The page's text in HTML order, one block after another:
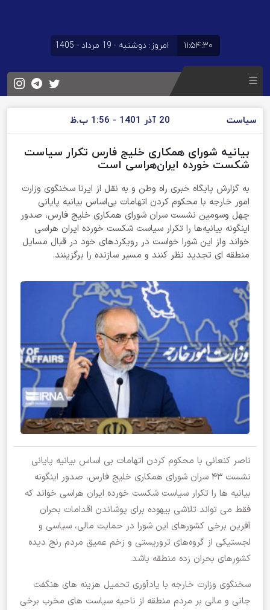
۱۱:۵۴:۳۰ امروز: دوشنبه - 19 مرداد - 1405
سیاست 20 آذر 1401 - 1:56 ب.ظ
بیانیه شورای همکاری خلیج فارس تکرار سیاست
شکست خورده ایران‌هراسی است
به گزارش پایگاه خبری راه وطن و به نقل از ایرنا سخنگوی وزارت
امور خارجه با محکوم کردن اتهامات بی‌اساس بیانیه پایانی
چهل وسومین نشست سران شورای همکاری خلیج فارس، صدور
اینگونه بیانیه‌ها را تکرار سیاست شکست خورده ایران هراسی
خواند و از این شورا خواست در رویکردهای خود در قبال مسایل
منطقه ای تجدید نظر کنند و مسیر سازنده را برگزینند.
ناصر کنعانی با محکوم کردن اتهامات بی اساس بیانیه پایانی
نشست ۴۳ سران شورای همکاری خلیج فارس، صدور اینگونه
بیانیه ها را تکرار سیاست شکست خورده ایران هراسی خواند که
فقط می تواند تلاشی بیهوده برای پوشاندن اقدامات بحران
آفرین برخی کشورهای این شورا در حمایت مالی، سیاسی و
لجستیکی از گروه‌های تروریستی و زخم عمیق مردم رنج دیده
کشورهای بحران زده منطقه باشد.
سخنگوی وزارت خارجه با یادآوری تحمیل هزینه های هنگفت
جانی و مالی بر مردم منطقه از ناحیه سیاست های مخرب برخی